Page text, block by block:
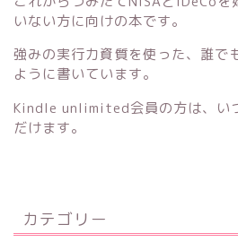
いない方に向けの本です。
強みの実行力資質を使った、誰で
ように書いています。
Kindle unlimited会員の方は、い
だけます。
カテゴリー